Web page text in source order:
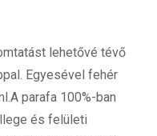
lehetővé tévő
Egyesével fehér
parafa 100%-ban
és felületi